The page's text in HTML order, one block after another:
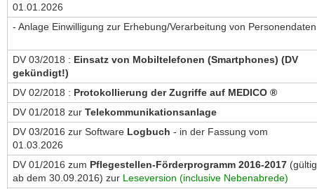
01.01.2026
- Anlage Einwilligung zur Erhebung/Verarbeitung von Personendaten
DV 03/2018 : Einsatz von Mobiltelefonen (Smartphones) (DV
gekündigt!)
DV 02/2018 : Protokollierung der Zugriffe auf MEDICO ®
DV 01/2018 zur Telekommunikationsanlage
DV 03/2016 zur Software Logbuch - in der Fassung vom
01.03.2026
DV 01/2016 zum Pflegestellen-Förderprogramm 2016-2017 (gültig
ab dem 30.09.2016) zur Leseversion (inclusive Nebenabrede)